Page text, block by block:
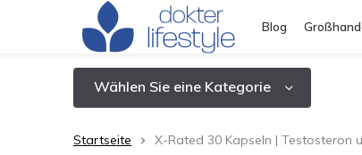
Blog
Wählen Sie eine Kategorie
Startseite X-Rated 30 Kapseln | Testosteron